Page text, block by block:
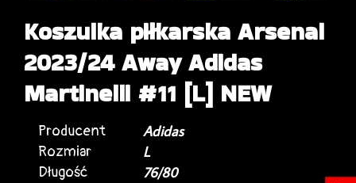
Koszulka piłkarska Arsenal
2023/24 Away Adidas
Martinelli #11 [L] NEW
Producent
Adidas
Rozmiar
L
Długość
76/80